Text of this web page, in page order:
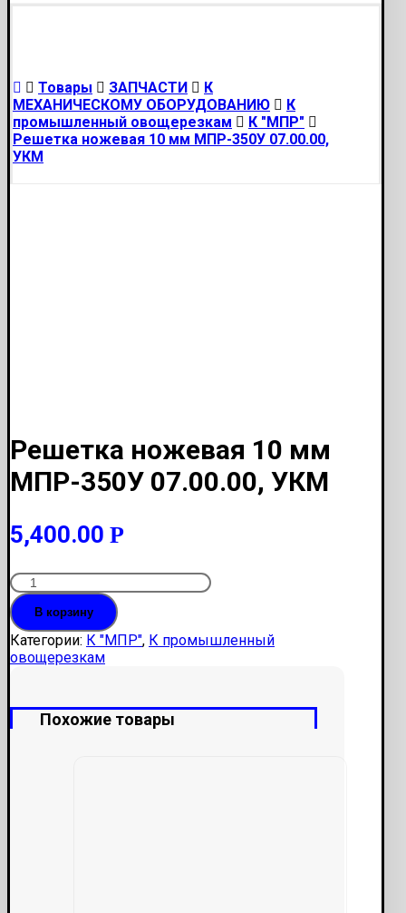
Товары ЗАПЧАСТИ
К
МЕХАНИЧЕСКОМУ ОБОРУДОВАНИЮ
К
промышленный овощерезкам
К "МПР"
Решетка ножевая 10 мм МПР-350У 07.00.00,
УКМ
Решетка ножевая 10 мм
МПР-350У 07.00.00, УКМ
5,400.00 Р
Количество
Решетка
ножевая
10
мм
МПР-350У
В корзину
Категории: К "МПР", К промышленный
овощерезкам
Похожие товары